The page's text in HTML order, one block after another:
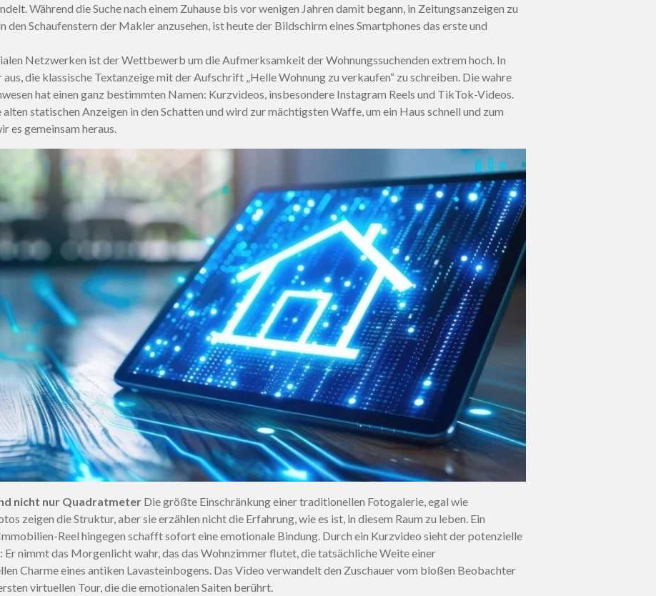
Während die Suche nach einem Zuhause bis vor wenigen Jahren damit begann, in Zeitungsanzeigen zu
Schaufenstern der Makler anzusehen, ist heute der Bildschirm eines Smartphones das erste und
Netzwerken ist der Wettbewerb um die Aufmerksamkeit der Wohnungssuchenden extrem hoch. In
die klassische Textanzeige mit der Aufschrift „Helle Wohnung zu verkaufen“ zu schreiben. Die wahre
hat einen ganz bestimmten Namen: Kurzvideos, insbesondere Instagram Reels und TikTok-Videos.
statischen Anzeigen in den Schatten und wird zur mächtigsten Waffe, um ein Haus schnell und zum
es gemeinsam heraus.
nicht nur Quadratmeter Die größte Einschränkung einer traditionellen Fotogalerie, egal wie
zeigen die Struktur, aber sie erzählen nicht die Erfahrung, wie es ist, in diesem Raum zu leben. Ein
Reel hingegen schafft sofort eine emotionale Bindung. Durch ein Kurzvideo sieht der potenzielle
Er nimmt das Morgenlicht wahr, das das Wohnzimmer flutet, die tatsächliche Weite einer
Charme eines antiken Lavasteinbogens. Das Video verwandelt den Zuschauer vom bloßen Beobachter
virtuellen Tour, die die emotionalen Saiten berührt.